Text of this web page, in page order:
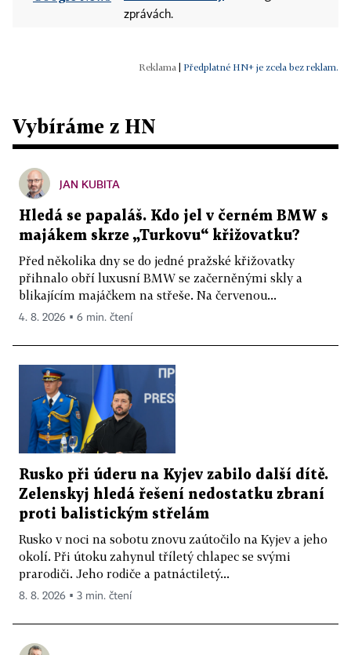
zprávách.
Předplatné HN+ je zcela bez reklam.
Vybíráme z HN
JAN KUBITA
Hledá se papaláš. Kdo jel v černém BMW s
majákem skrze „Turkovu“ křižovatku?
Před několika dny se do jedné pražské křižovatky
přihnalo obří luxusní BMW se začerněnými skly a
blikajícím majáčkem na střeše. Na červenou...
4. 8. 2026 ▪ 6 min. čtení
Rusko při úderu na Kyjev zabilo další dítě.
Zelenskyj hledá řešení nedostatku zbraní
proti balistickým střelám
Rusko v noci na sobotu znovu zaútočilo na Kyjev a jeho
okolí. Při útoku zahynul tříletý chlapec se svými
prarodiči. Jeho rodiče a patnáctiletý...
8. 8. 2026 ▪ 3 min. čtení